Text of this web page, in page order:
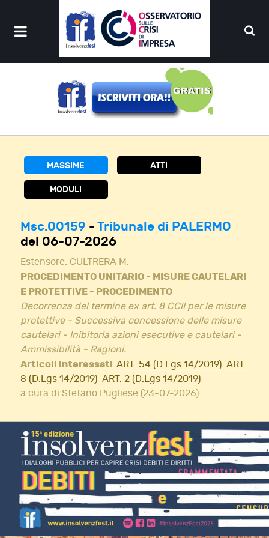
MASSIME ATTI
MODULI
Msc.00159 - Tribunale di PALERMO
del 06-07-2026
Estensore: CULTRERA M.
PROCEDIMENTO UNITARIO - MISURE CAUTELARI
E PROTETTIVE - PROCEDIMENTO
Decorrenza del termine ex art. 8 CCII per le misure
protettive - Successiva concessione delle misure
cautelari - Inibitoria azioni esecutive e cautelari -
Ammissibilità - Ragioni.
Articoli interessati ART. 54 (D.Lgs 14/2019) ART.
8 (D.Lgs 14/2019) ART. 2 (D.Lgs 14/2019)
a cura di Stefano Pugliese (23-07-2026)